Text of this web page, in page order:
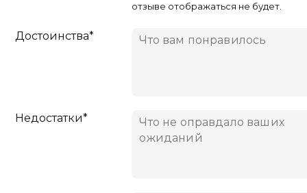
отзыве отображаться не будет.
Достоинства*
Недостатки*